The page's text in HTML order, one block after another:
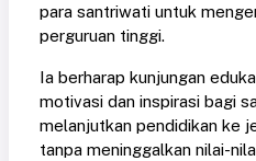
para santriwati untuk
perguruan tinggi.
Ia berharap kunjungan
motivasi dan inspirasi bagi
melanjutkan pendidikan ke
tanpa meninggalkan nilai-